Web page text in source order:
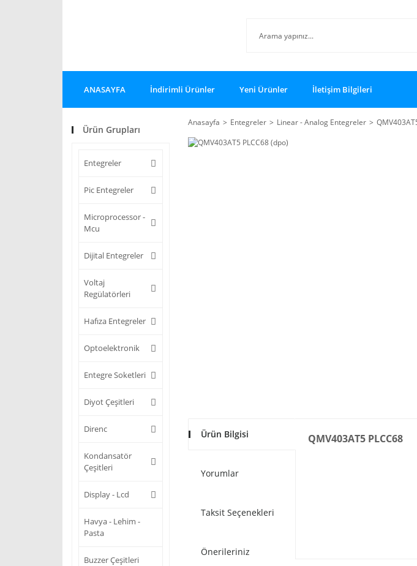
ANASAYFA İndirimli Ürünler Yeni Ürünler İletişim Bilgileri
Ürün Grupları
Entegreler
Pic Entegreler
Microprocessor -
Mcu
Dijital Entegreler
Voltaj
Regülatörleri
Hafıza Entegreler
Optoelektronik
Entegre Soketleri
Diyot Çeşitleri
Direnc
Kondansatör
Çeşitleri
Display - Lcd
Havya - Lehim -
Pasta
Buzzer Çeşitleri
Anasayfa Entegreler Linear - Analog Entegreler
Ürün Bilgisi
Yorumlar
Taksit Seçenekleri
Önerileriniz
QMV403AT5 PLCC68